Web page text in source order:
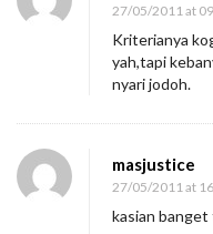
27/05/2011 at
Kriterianya
yah,tapi
nyari jodoh.
masjustice
27/05/2011 at
kasian